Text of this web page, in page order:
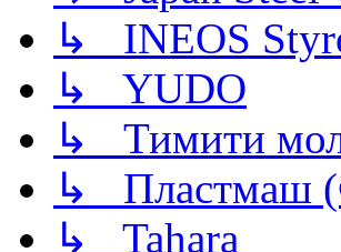
↳ INEOS
↳ YUDO
↳ Тимити
↳ Пластмаш
↳ Tahara